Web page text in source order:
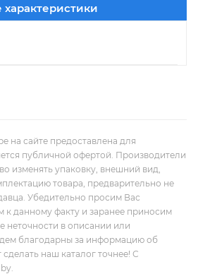
на сайте предоставлена для
публичной офертой. Производители
изменять упаковку, внешний вид,
товара, предварительно не
Убедительно просим Вас
к данному факту и заранее приносим
неточности в описании или
благодарны за информацию об
наш каталог точнее! С